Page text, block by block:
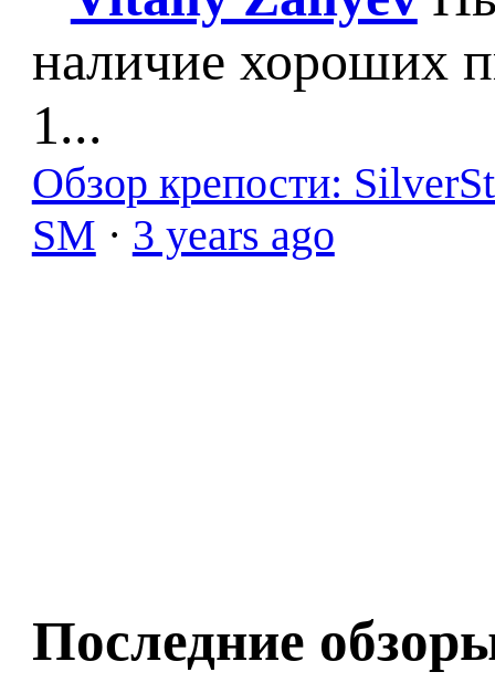
наличие хороших
1...
Обзор крепости:
SM · 3 years ago
Последние